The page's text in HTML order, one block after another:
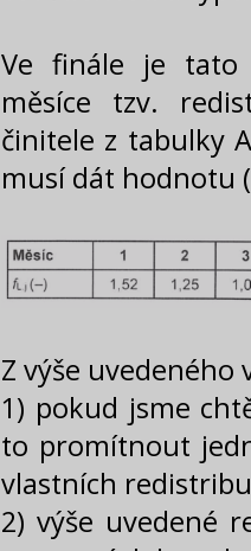
Ve finále je tato
měsíce tzv.
činitele z tabulky
musí dát hodnotu
Z výše uvedeného
1) pokud jsme
to promítnout
vlastních
2) výše uvedené